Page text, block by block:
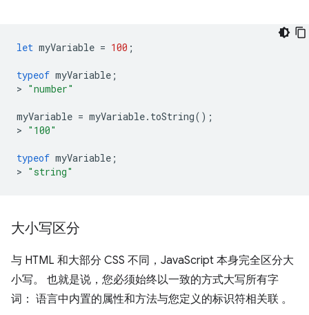
let myVariable = 100 ;
typeof myVariable ;
> "number"
myVariable = myVariable. toString();
> "100"
typeof myVariable ;
> "string"
大小写区分
与 HTML 和大部分 CSS 不同，JavaScript 本身完全区分大
小写。 也就是说，您必须始终以一致的方式大写所有字
词： 语言中内置的属性和方法与您定义的标识符相关联 。